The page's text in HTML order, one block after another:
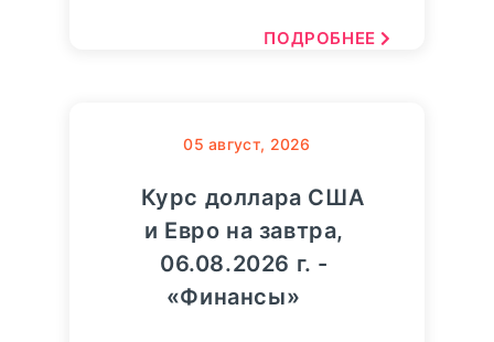
ПОДРОБНЕЕ
05 август, 2026
Курс доллара США
и Евро на завтра,
06.08.2026 г. -
«Финансы»